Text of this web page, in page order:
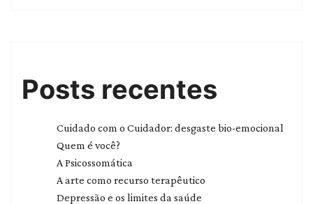
Posts recentes
Cuidado com o Cuidador: desgaste bio-emocional
Quem é você?
A Psicossomática
A arte como recurso terapêutico
Depressão e os limites da saúde